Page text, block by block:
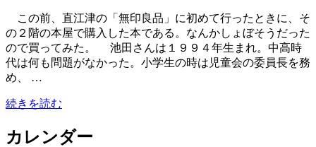
この前、直江津の「無印良品」に初めて行ったときに、そ
の２階の本屋で購入した本である。なんかしょぼそうだった
ので買ってみた。 池田さんは１９９４年生まれ。中高時
代は何も問題がなかった。小学生の時は児童会の委員長を務
め、 …
続きを読む
カレンダー